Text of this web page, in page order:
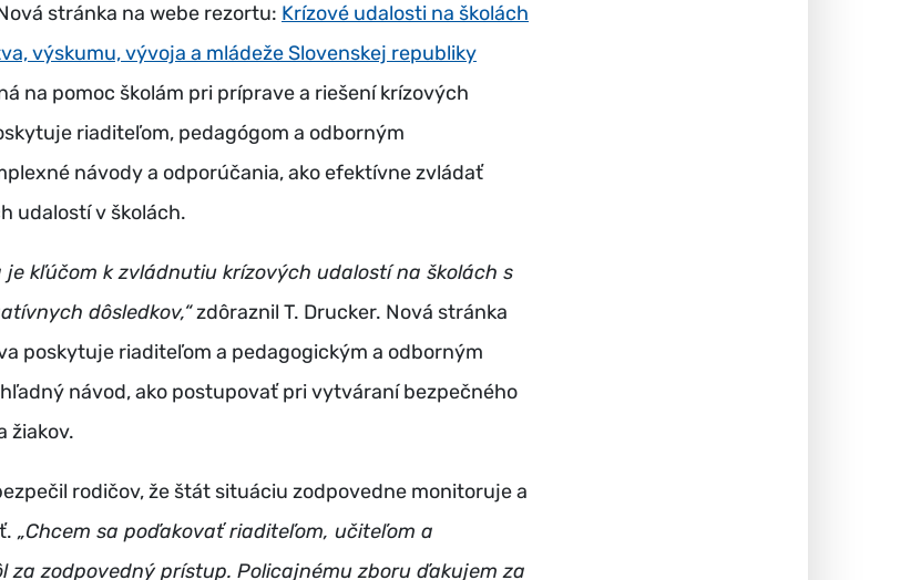
stránka na webe rezortu: Krízové udalosti na školách
výskumu, vývoja a mládeže Slovenskej republiky
na pomoc školám pri príprave a riešení krízových
riaditeľom, pedagógom a odborným
návody a odporúčania, ako efektívne zvládať
udalostí v školách.
je kľúčom k zvládnutiu krízových udalostí na školách s
dôsledkov,“zdôraznil T. Drucker. Nová stránka
poskytuje riaditeľom a pedagogickým a odborným
návod, ako postupovať pri vytváraní bezpečného
žiakov.
rodičov, že štát situáciu zodpovedne monitoruje a
„Chcem sa poďakovať riaditeľom, učiteľom a
za zodpovedný prístup. Policajnému zboru ďakujem za